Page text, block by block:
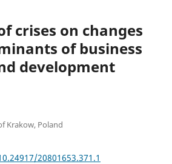
crises on changes
of business
development
Krakow, Poland
20801653.371.1